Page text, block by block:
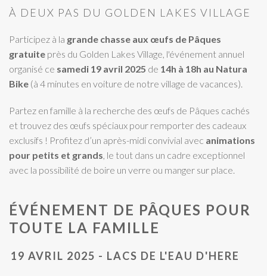
À DEUX PAS DU GOLDEN LAKES VILLAGE
Participez à la grande chasse aux œufs de Pâques
gratuite près du Golden Lakes Village, l'événement annuel
organisé ce samedi 19 avril 2025 de 14h à 18h au Natura
Bike (à 4 minutes en voiture de notre village de vacances).
Partez en famille à la recherche des œufs de Pâques cachés
et trouvez des œufs spéciaux pour remporter des cadeaux
exclusifs ! Profitez d’un après-midi convivial avec animations
pour petits et grands , le tout dans un cadre exceptionnel
avec la possibilité de boire un verre ou manger sur place.
ÉVÉNEMENT DE PÂQUES POUR
TOUTE LA FAMILLE
19 AVRIL 2025 - LACS DE L'EAU D'HERE